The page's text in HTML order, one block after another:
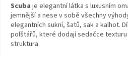
Scuba je elegantní látka s luxusním
jemnější a nese v sobě všechny
elegantních sukní, šatů, sak a kalhot.
polštářů, které dodají sedačce
struktura.